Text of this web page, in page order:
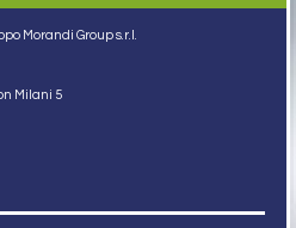
Morandi Group s.r.l.
Milani 5